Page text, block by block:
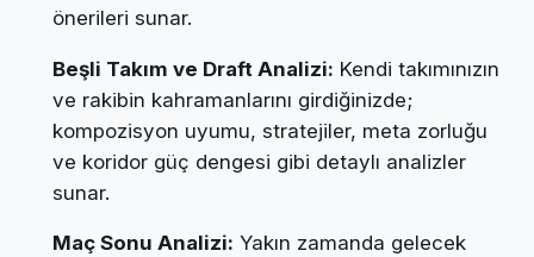
önerileri sunar.
Beşli Takım ve Draft Analizi: Kendi takımınızın
ve rakibin kahramanlarını girdiğinizde;
kompozisyon uyumu, stratejiler, meta zorluğu
ve koridor güç dengesi gibi detaylı analizler
sunar.
Maç Sonu Analizi: Yakın zamanda gelecek